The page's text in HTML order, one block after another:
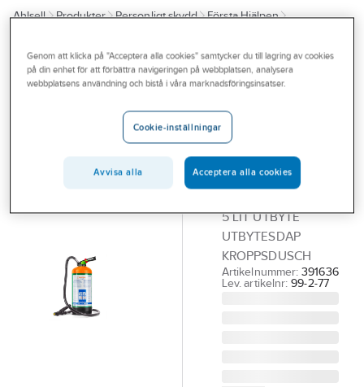
Kampanjer
Outlet
Branscher
Ahlsell Produkter Personligt skydd
Första Hjälpen
MEDICAL CARE
SYSTEM
Nöddusch
Portabel DAP
5l
5 LIT UTBYTE
UTBYTESDAP
KROPPSDUSCH
Artikelnummer: 391636
Lev. artikelnr: 99-2-77
Genom att klicka på "Acceptera alla cookies" samtycker du till lagring av cookies
på din enhet för att förbättra navigeringen på webbplatsen, analysera
webbplatsens användning och bistå i våra marknadsföringsinsatser.
Cookie-inställningar
Avvisa alla Acceptera alla cookies